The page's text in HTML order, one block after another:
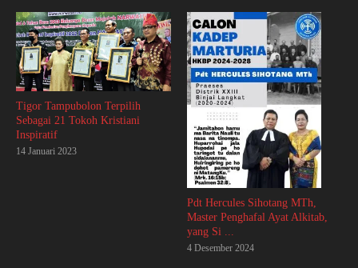
Tigor Tampubolon Terpilih
Sebagai 21 Tokoh Kristiani
Inspiratif
14 Januari 2023
Pdt Hercules Sihotang MTh,
Master Penghafal Ayat Alkitab,
yang Si ...
4 Desember 2024